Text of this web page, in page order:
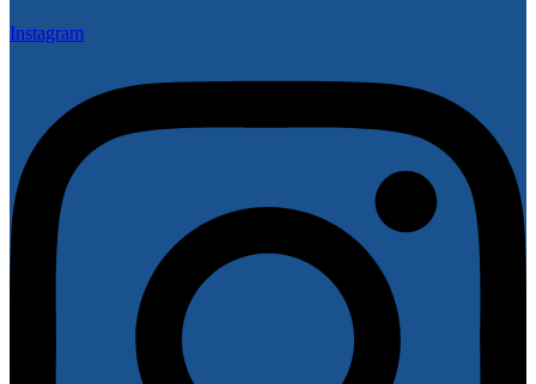
Instagram